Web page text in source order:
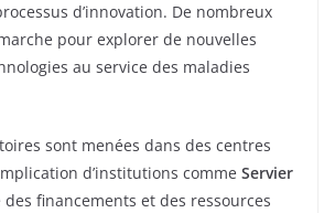
d’innovation. De nombreux
pour explorer de nouvelles
au service des maladies
sont menées dans des centres
d’institutions comme Servier
des financements et des ressources